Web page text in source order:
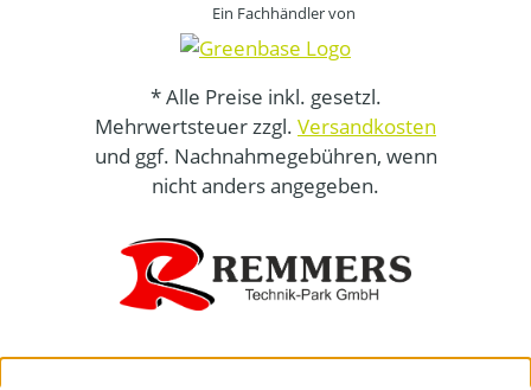
Ein Fachhändler von
* Alle Preise inkl. gesetzl.
Mehrwertsteuer zzgl. Versandkosten
und ggf. Nachnahmegebühren, wenn
nicht anders angegeben.